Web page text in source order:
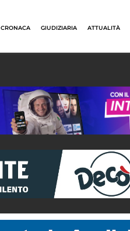
CRONACA GIUDIZIARIA ATTUALITÀ